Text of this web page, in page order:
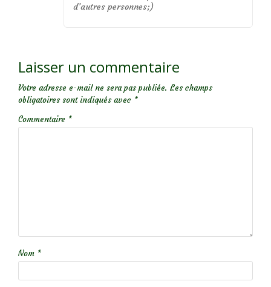
d’autres personnes;)
Laisser un commentaire
Votre adresse e-mail ne sera pas publiée. Les champs
obligatoires sont indiqués avec *
Commentaire *
Nom *